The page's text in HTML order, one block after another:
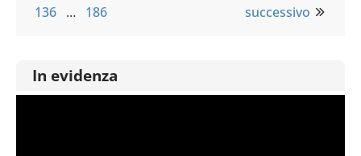
136 … 186 successivo
In evidenza